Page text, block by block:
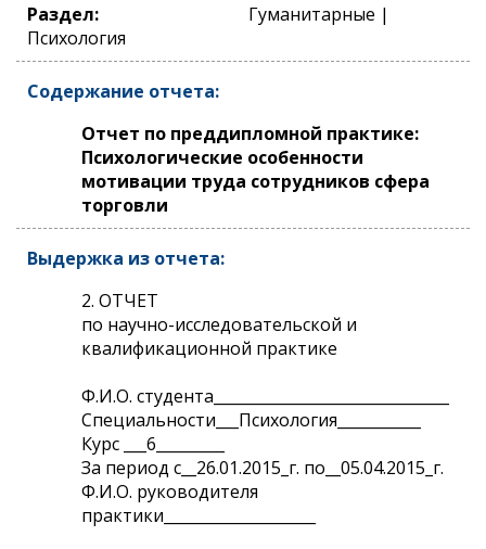
Раздел:
Гуманитарные |
Психология
Содержание отчета:
Отчет по преддипломной практике:
Психологические особенности
мотивации труда сотрудников сфера
торговли
Выдержка из отчета:
2. ОТЧЕТ
по научно-исследовательской и
квалификационной практике
Ф.И.О. студента_______________________________
Специальности___Психология___________
Курс ___6_________
За период с__26.01.2015_г. по__05.04.2015_г.
Ф.И.О. руководителя
практики____________________